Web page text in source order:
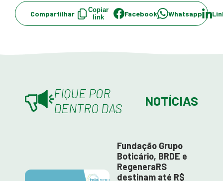
Compartilhar
Copiar
link
Facebook Whatsapp
FIQUE POR
DENTRO DAS
NOTÍCIAS
Fundação Grupo
Boticário, BRDE e
RegeneraRS
destinam até R$